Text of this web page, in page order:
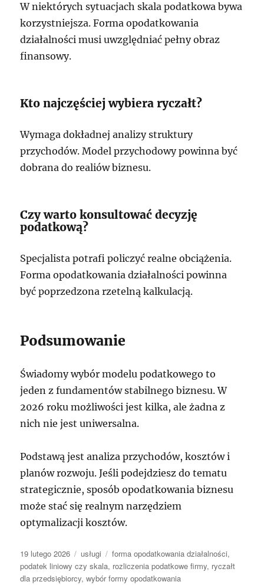
W niektórych sytuacjach skala podatkowa bywa
korzystniejsza. Forma opodatkowania
działalności musi uwzględniać pełny obraz
finansowy.
Kto najczęściej wybiera ryczałt?
Wymaga dokładnej analizy struktury
przychodów. Model przychodowy powinna być
dobrana do realiów biznesu.
Czy warto konsultować decyzję
podatkową?
Specjalista potrafi policzyć realne obciążenia.
Forma opodatkowania działalności powinna
być poprzedzona rzetelną kalkulacją.
Podsumowanie
Świadomy wybór modelu podatkowego to
jeden z fundamentów stabilnego biznesu. W
2026 roku możliwości jest kilka, ale żadna z
nich nie jest uniwersalna.
Podstawą jest analiza przychodów, kosztów i
planów rozwoju. Jeśli podejdziesz do tematu
strategicznie, sposób opodatkowania biznesu
może stać się realnym narzędziem
optymalizacji kosztów.
Data
publikacji
19 lutego 2026 Kategorie
usługi Tagi
forma opodatkowania działalności,
podatek liniowy czy skala, rozliczenia podatkowe firmy, ryczałt
dla przedsiębiorcy,wybór formy opodatkowania